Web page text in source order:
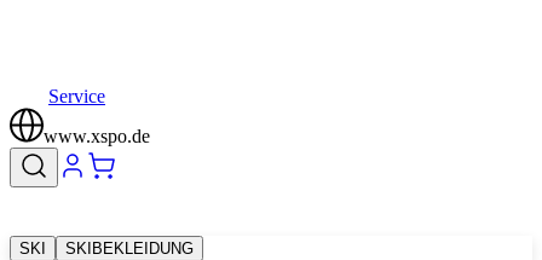
Service
www.xspo.de
SKI SKIBEKLEIDUNG